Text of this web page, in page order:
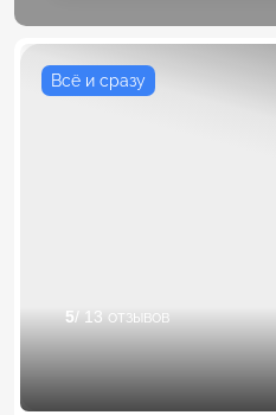
Всё и сразу
5/ 13 отзывов